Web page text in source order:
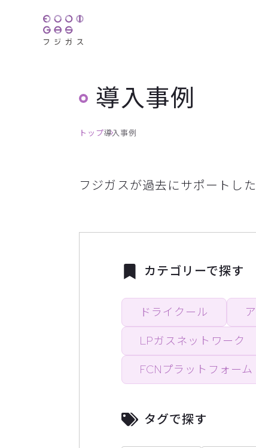
導入事例
トップ導入事例
フジガスが過去にサポートし
カテゴリーで探す
ドライクール
LPガスネットワーク
FCNプラットフォーム
タグで探す